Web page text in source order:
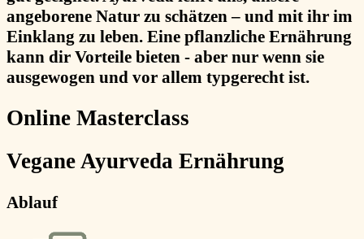
angeborene Natur zu schätzen – und mit ihr im
Einklang zu leben. Eine pflanzliche Ernährung
kann dir Vorteile bieten - aber nur wenn sie
ausgewogen und vor allem typgerecht ist.
Online Masterclass
Vegane Ayurveda Ernährung
Ablauf